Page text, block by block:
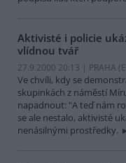
Aktivisté i policie
vlídnou tvář
27.9.2000 20:13 | PRAHA
Ve chvíli, kdy se
skupinkách z náměstí
napadnout: "A teď nám
se ale nestalo, aktivisté
nenásilnými prostředky.